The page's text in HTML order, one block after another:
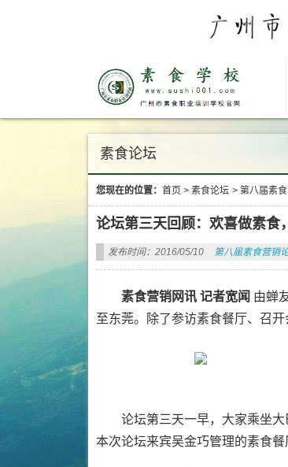
素食论坛
您现在的位置： 首页 > 素食论坛 > 第八届素
论坛第三天回顾：欢喜做素食
发布时间：2016/05/10 第八届素食营销
素食营销网讯 记者宽闻 由蝉
至东莞。除了参访素食餐厅、召
论坛第三天一早，大家乘坐
本次论坛来宾吴金巧管理的素食餐